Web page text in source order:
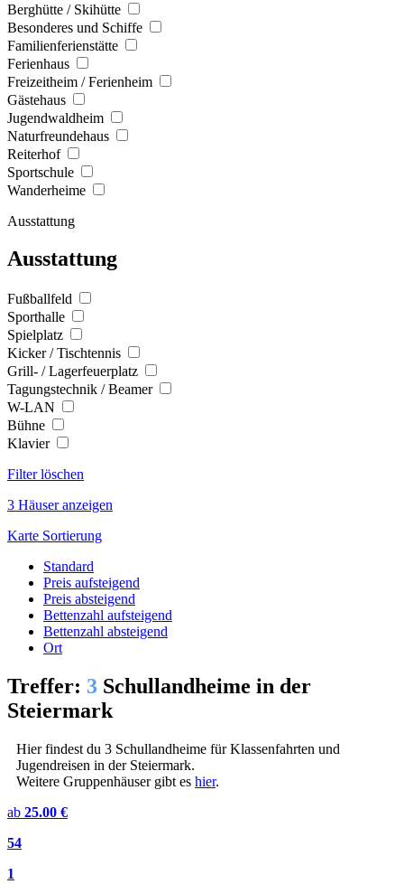
Berghütte / Skihütte
Besonderes und Schiffe
Familienferienstätte
Ferienhaus
Freizeitheim / Ferienheim
Gästehaus
Jugendwaldheim
Naturfreundehaus
Reiterhof
Sportschule
Wanderheime
Ausstattung
Ausstattung
Fußballfeld
Sporthalle
Spielplatz
Kicker / Tischtennis
Grill- / Lagerfeuerplatz
Tagungstechnik / Beamer
W-LAN
Bühne
Klavier
Filter löschen
3 Häuser anzeigen
Karte Sortierung
Standard
Preis aufsteigend
Preis absteigend
Bettenzahl aufsteigend
Bettenzahl absteigend
Ort
Treffer: 3 Schullandheime in der
Steiermark
Hier findest du 3 Schullandheime für Klassenfahrten und
Jugendreisen in der Steiermark.
Weitere Gruppenhäuser gibt es hier.
ab 25.00 €
54
1